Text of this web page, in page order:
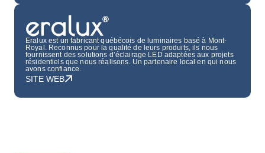
Eralux est un fabricant québécois de luminaires basé à Mont-
Royal. Reconnus pour la qualité de leurs produits, ils nous
fournissent des solutions d’éclairage LED adaptées aux projets
résidentiels que nous réalisons. Un partenaire local en qui nous
avons confiance.
SITE WEB